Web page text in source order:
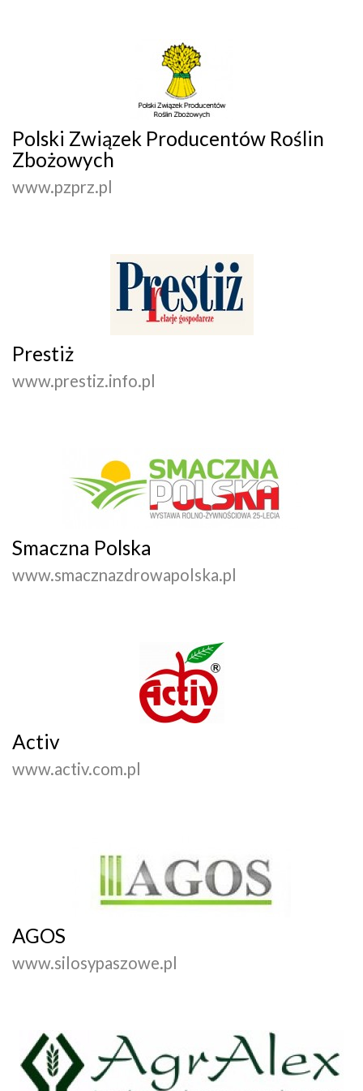
Polski Związek Producentów Roślin
Zbożowych
www.pzprz.pl
Prestiż
www.prestiz.info.pl
Smaczna Polska
www.smacznazdrowapolska.pl
Activ
www.activ.com.pl
AGOS
www.silosypaszowe.pl